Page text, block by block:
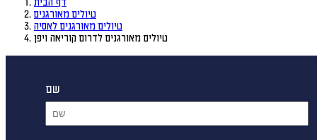
דף הבית
טיולים מאורגנים
טיולים מאורגנים לאסיה
טיולים מאורגנים לדרום קוריאה ויפן
שם